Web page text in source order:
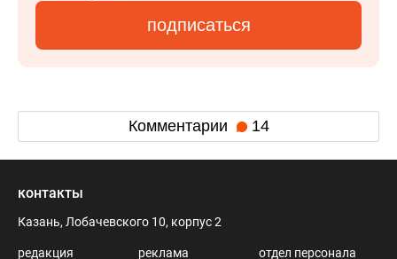
подписаться
Комментарии 14
контакты
Казань, Лобачевского 10, корпус 2
редакция
реклама
отдел персонала